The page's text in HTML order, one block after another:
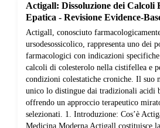
Actigall: Dissoluzione dei Calcoli
Epatica - Revisione Evidence-
Actigall, conosciuto
ursodesossicolico, rappresenta uno dei
farmacologici con indicazioni
calcoli di colesterolo nella cistifellea e
condizioni colestatiche croniche. Il suo
unico lo distingue dai tradizionali acidi
offrendo un approccio terapeutico
selezionati. 1. Introduzione: Cos’è
Medicina Moderna Actigall costituisce